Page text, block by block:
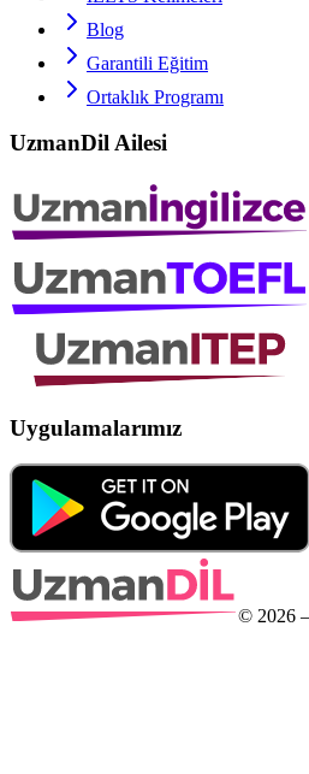
Blog
Garantili Eğitim
Ortaklık Programı
UzmanDil Ailesi
Uygulamalarımız
© 2026